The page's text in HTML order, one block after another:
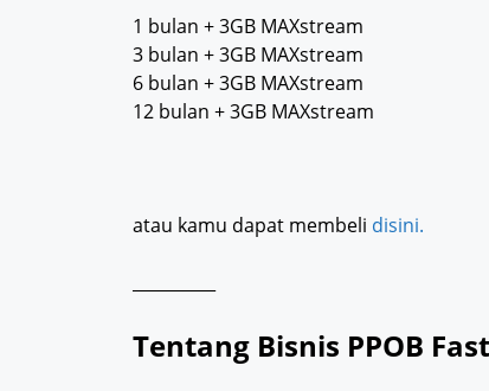
1 bulan + 3GB MAXstream
3 bulan + 3GB MAXstream
6 bulan + 3GB MAXstream
12 bulan + 3GB MAXstream
atau kamu dapat membeli disini.
Tentang Bisnis PPOB